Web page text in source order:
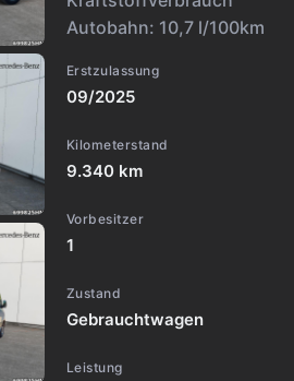
Autobahn: 10,7 l/100km
Erstzulassung
09/2025
Kilometerstand
9.340 km
Vorbesitzer
1
Zustand
Gebrauchtwagen
Leistung